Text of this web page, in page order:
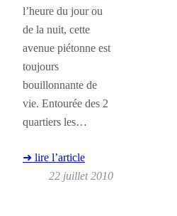
l’heure du jour ou
de la nuit, cette
avenue piétonne est
toujours
bouillonnante de
vie. Entourée des 2
quartiers les…
➜ lire l’article
22 juillet 2010